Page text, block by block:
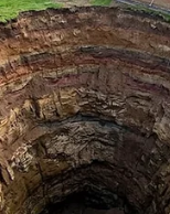
pokazivali sada